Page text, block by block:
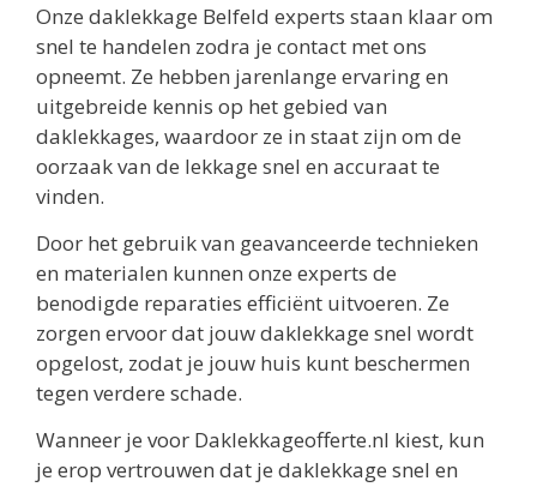
Onze daklekkage Belfeld experts staan klaar om
snel te handelen zodra je contact met ons
opneemt. Ze hebben jarenlange ervaring en
uitgebreide kennis op het gebied van
daklekkages, waardoor ze in staat zijn om de
oorzaak van de lekkage snel en accuraat te
vinden.
Door het gebruik van geavanceerde technieken
en materialen kunnen onze experts de
benodigde reparaties efficiënt uitvoeren. Ze
zorgen ervoor dat jouw daklekkage snel wordt
opgelost, zodat je jouw huis kunt beschermen
tegen verdere schade.
Wanneer je voor Daklekkageofferte.nl kiest, kun
je erop vertrouwen dat je daklekkage snel en